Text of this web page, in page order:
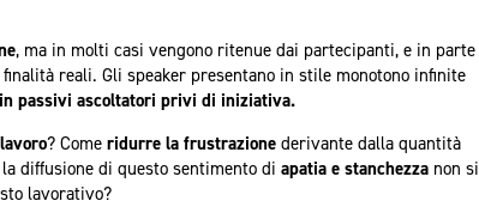
, ma in molti casi vengono ritenue dai partecipanti, e in parte
reali. Gli speaker presentano in stile monotono infinite
passivi ascoltatori privi di iniziativa.
? Come ridurre la frustrazione derivante dalla quantità
diffusione di questo sentimento di apatia e stanchezza non si
lavorativo?